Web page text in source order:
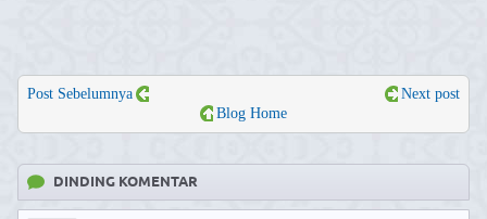
Post Sebelumnya
Next post
Blog Home
DINDING KOMENTAR